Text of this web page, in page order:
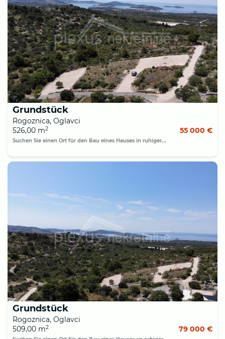
Grundstück
Rogoznica, Oglavci
526,00 m2 55 000 €
Suchen Sie einen Ort für den Bau eines Hauses in ruhiger...
Grundstück
Rogoznica, Oglavci
509,00 m2 79 000 €